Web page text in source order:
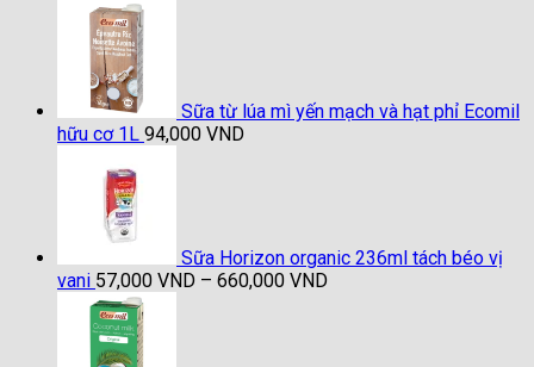
Sữa từ lúa mì yến mạch và hạt phỉ Ecomil
hữu cơ 1L 94,000 VND
Sữa Horizon organic 236ml tách béo vị
vani 57,000 VND – 660,000 VNDKhoảng